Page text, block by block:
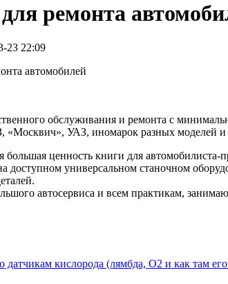
ремонта
23 22:09
автомобилей
обслуживания и ремонта с
УАЗ, иномарок разных моделей и
большая ценность книги для
доступном универсальном станочном
автосервиса и всем практикам,
кислорода (лямбда, О2 и как там